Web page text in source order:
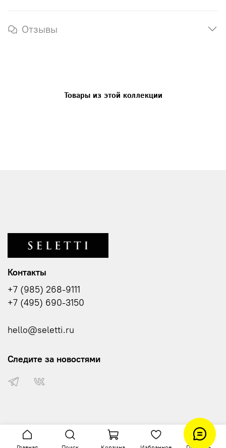
Отзывы
Товары из этой коллекции
Контакты
+7 (985) 268-9111
+7 (495) 690-3150
hello@seletti.ru
Следите за новостями